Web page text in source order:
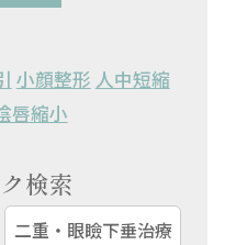
小顔整形 人中短縮
唇縮小
検索
二重・眼瞼下垂治療